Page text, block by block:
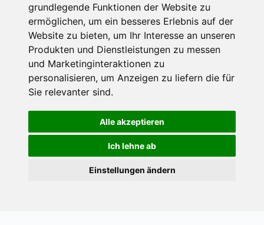
grundlegende Funktionen der Website zu
ermöglichen, um ein besseres Erlebnis auf der
Website zu bieten, um Ihr Interesse an unseren
Produkten und Dienstleistungen zu messen
und Marketinginteraktionen zu
personalisieren, um Anzeigen zu liefern die für
Sie relevanter sind.
Alle akzeptieren
Ich lehne ab
Einstellungen ändern